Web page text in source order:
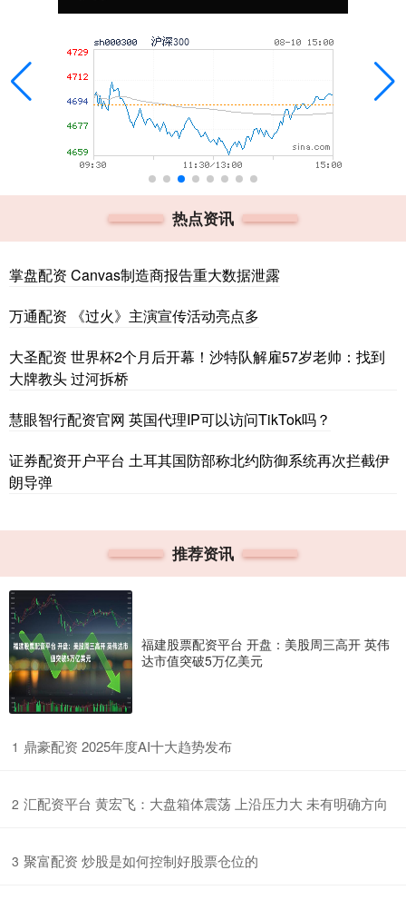
热点资讯
掌盘配资 Canvas制造商报告重大数据泄露
万通配资 《过火》主演宣传活动亮点多
大圣配资 世界杯2个月后开幕！沙特队解雇57岁老帅：找到
大牌教头 过河拆桥
慧眼智行配资官网 英国代理IP可以访问TikTok吗？
证券配资开户平台 土耳其国防部称北约防御系统再次拦截伊
朗导弹
推荐资讯
福建股票配资平台 开盘：美股周三高开 英伟
达市值突破5万亿美元
1 ​鼎豪配资 2025年度AI十大趋势发布
2 ​汇配资平台 黄宏飞：大盘箱体震荡 上沿压力大 未有明确方向
3 ​聚富配资 炒股是如何控制好股票仓位的